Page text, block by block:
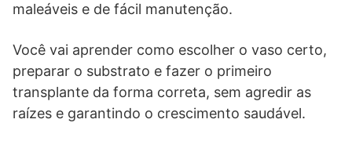
maleáveis e de fácil manutenção.
Você vai aprender como escolher o vaso certo,
preparar o substrato e fazer o primeiro
transplante da forma correta, sem agredir as
raízes e garantindo o crescimento saudável.